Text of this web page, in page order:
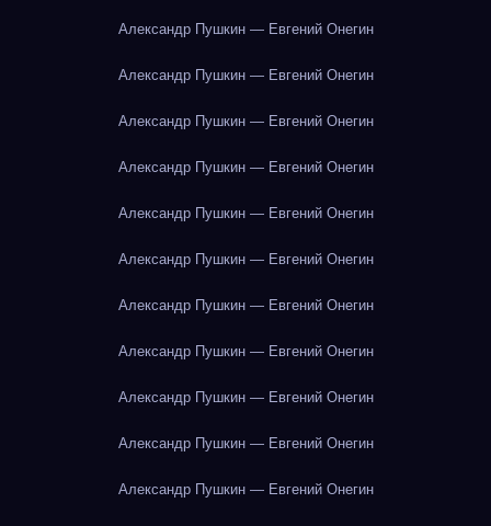
Александр Пушкин — Евгений Онегин
Александр Пушкин — Евгений Онегин
Александр Пушкин — Евгений Онегин
Александр Пушкин — Евгений Онегин
Александр Пушкин — Евгений Онегин
Александр Пушкин — Евгений Онегин
Александр Пушкин — Евгений Онегин
Александр Пушкин — Евгений Онегин
Александр Пушкин — Евгений Онегин
Александр Пушкин — Евгений Онегин
Александр Пушкин — Евгений Онегин